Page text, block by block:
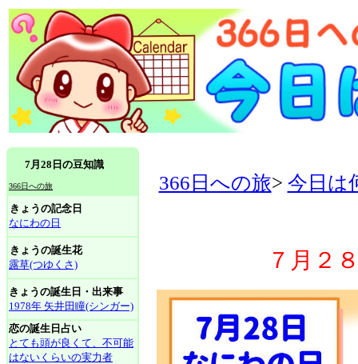
7月28日の豆知識
366日への旅
きょうの記念日
なにわの日
きょうの誕生花
露草(つゆくさ)
きょうの誕生日・出来事
1978年 矢井田瞳(シンガー)
恋の誕生日占い
とても頭が良くて、不可能
はないくらいの実力者
366日への旅> 今日は
７月２